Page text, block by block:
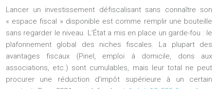
Lancer un investissement défiscalisant sans connaître son
« espace fiscal » disponible est comme remplir une bouteille
sans regarder le niveau. L’État a mis en place un garde-fou : le
plafonnement global des niches fiscales. La plupart des
avantages fiscaux (Pinel, emploi à domicile, dons aux
associations, etc.) sont cumulables, mais leur total ne peut
procurer une réduction d’impôt supérieure à un certain